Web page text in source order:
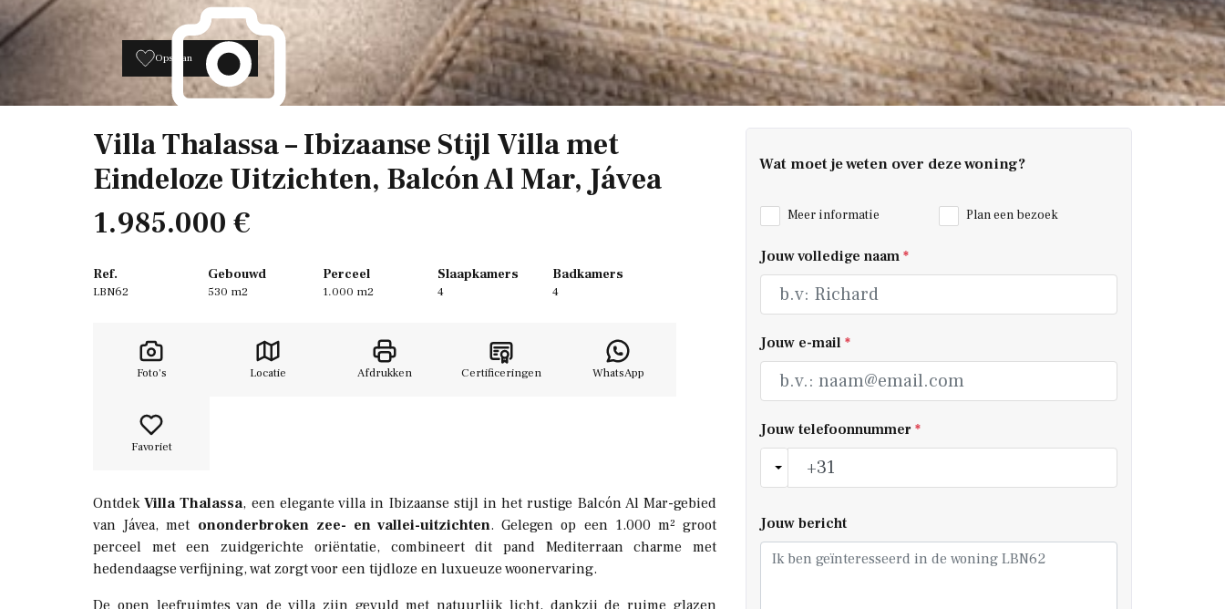
Opslaan 4
Villa Thalassa – Ibizaanse Stijl Villa met
Eindeloze Uitzichten, Balcón Al Mar, Jávea
1.985.000 €
Ref.
LBN62
Gebouwd
530 m2
Perceel
1.000 m2
Slaapkamers
4
Badkamers
4
Foto's Locatie Afdrukken Certificeringen WhatsApp
Favoriet
OntdekVilla Thalassa, een elegante villa in Ibizaanse stijl in het rustige Balcón Al Mar-gebied
van Jávea, met ononderbroken zee- en vallei-uitzichten. Gelegen op een 1.000 m² groot
perceel met een zuidgerichte oriëntatie, combineert dit pand Mediterraan charme met
hedendaagse verfijning, wat zorgt voor een tijdloze en luxueuze woonervaring.
De open leefruimtes van de villa zijn gevuld met natuurlijk licht, dankzij de ruime glazen
Wat moet je weten over deze woning?
Meer informatie Plan een bezoek
Jouw volledige naam *
Jouw e-mail *
Jouw telefoonnummer *
Jouw bericht